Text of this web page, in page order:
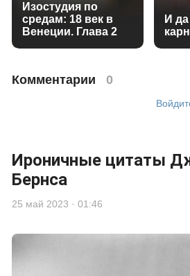
Изостудия по
средам: 18 век в
Венеции. Глава 2
И
Комментарии 0
Ироничные цитаты
Бернса
25 май 2023 · 01:46